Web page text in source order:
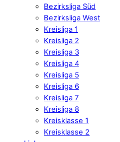
Bezirksliga Süd
Bezirksliga West
Kreisliga 1
Kreisliga 2
Kreisliga 3
Kreisliga 4
Kreisliga 5
Kreisliga 6
Kreisliga 7
Kreisliga 8
Kreisklasse 1
Kreisklasse 2